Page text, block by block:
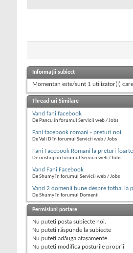
Informații subiect
Momentan este/sunt 1 utilizator(i)
Thread-uri Similare
Vand fani facebook
De Pancu în forumul Servicii web / Jobs
Fani facebook romani - preturi noi
De Vali D în forumul Servicii web / Jobs
Fani Facebook Romani la preturi
De onshop în forumul Servicii web / Jobs
Vand Fani Facebook
De Shumy în forumul Servicii web / Jobs
Vand 2 domenii bune despre fotbal la
De Shumy în forumul Domenii
Permisiuni postare
Nu puteţi posta subiecte noi.
Nu puteţi răspunde la subiecte
Nu puteţi adăuga ataşamente
Nu puteţi modifica posturile proprii